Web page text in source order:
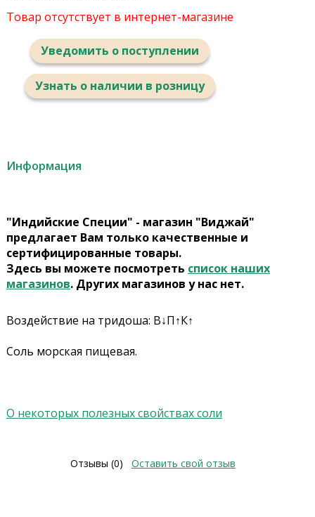
Товар отсутствует в интернет-магазине
Уведомить о поступлении
Узнать о наличии в розницу
Информация
"Индийские Специи" - магазин "Виджай"
предлагает Вам только качественные и
сертифицированные товары.
Здесь вы можете посмотреть список наших
магазинов. Других магазинов у нас нет.
Воздействие на тридоша: В↓П↑К↑
Соль морская пищевая.
О некоторых полезных свойствах соли
Отзывы (0) Оставить свой отзыв